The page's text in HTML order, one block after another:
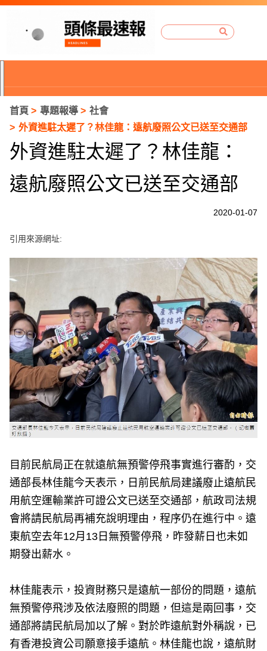
首頁 專題報導
社會
外資進駐太遲了？林佳龍：遠航廢照公文已送至交通部
外資進駐太遲了？林佳龍：
遠航廢照公文已送至交通部
2020-01-07
引用來源網址:
目前民航局正在就遠航無預警停飛事實進行審酌，交
通部長林佳龍今天表示，日前民航局建議廢止遠航民
用航空運輸業許可證公文已送至交通部，航政司法規
會將請民航局再補充說明理由，程序仍在進行中。遠
東航空去年12月13日無預警停飛，昨發薪日也未如
期發出薪水。
林佳龍表示，投資財務只是遠航一部份的問題，遠航
無預警停飛涉及依法廢照的問題，但這是兩回事，交
通部將請民航局加以了解。對於昨遠航對外稱說，已
有香港投資公司願意接手遠航。林佳龍也說，遠航財